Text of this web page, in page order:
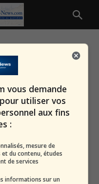
vous demande
utiliser vos
aux fins
:
mesure de
du contenu, études
de services
informations sur un